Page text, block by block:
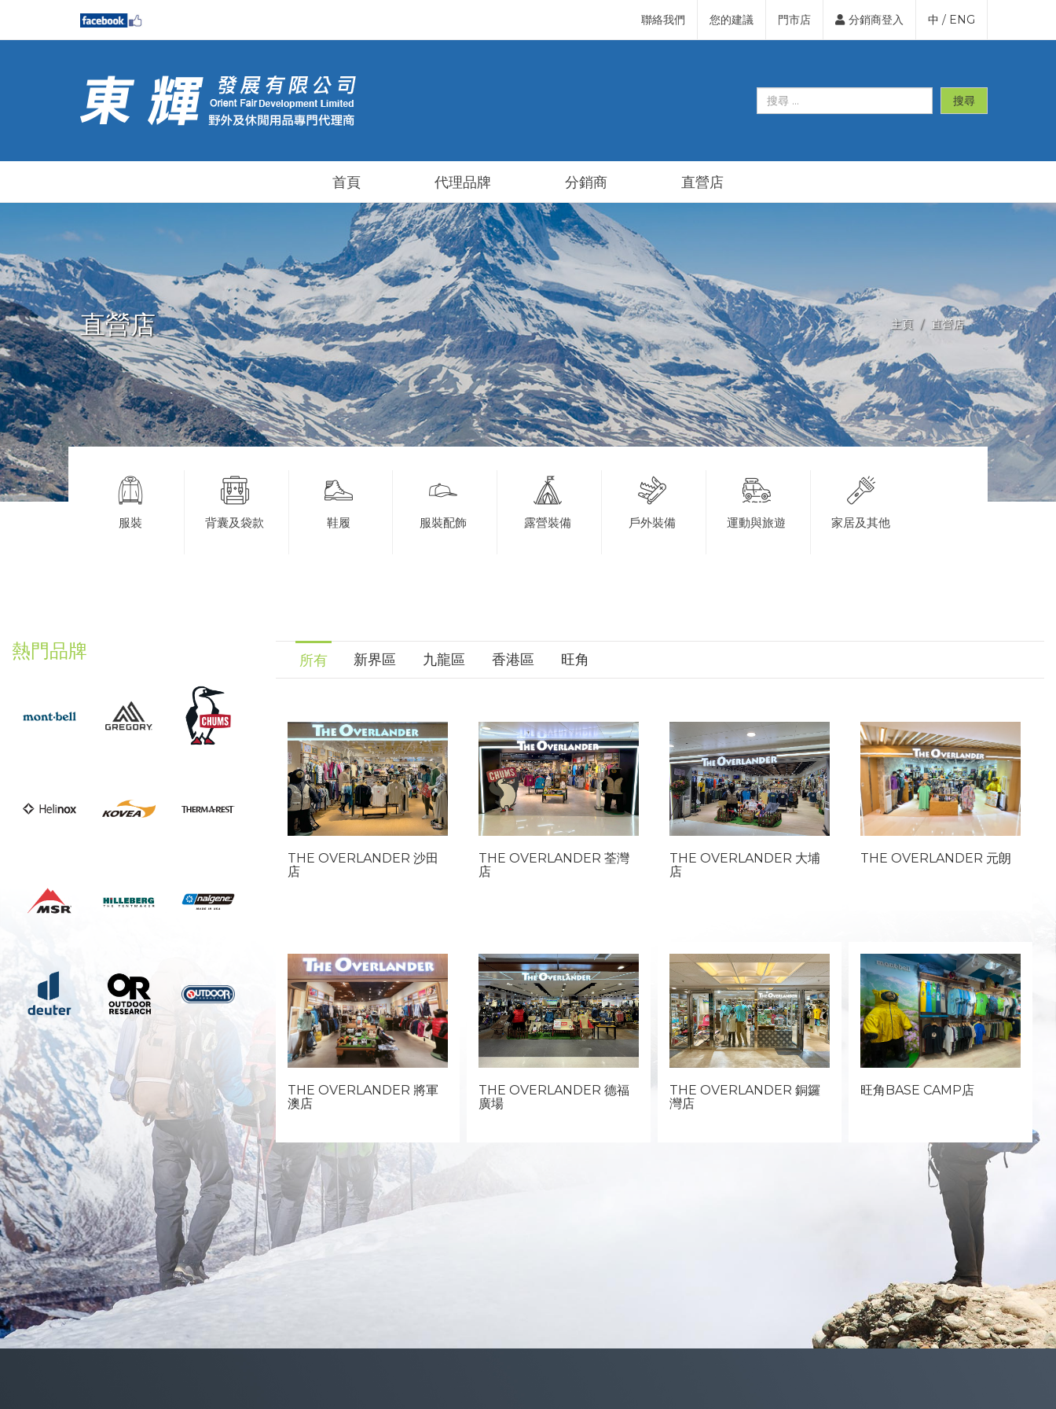
聯絡我們 您的建議 門市店 分銷商登入 中 / ENG
搜尋
首頁 代理品牌 分銷商 直營店
直營店 主頁 直營店
服裝 背囊及袋款 鞋履 服裝配飾 露營裝備 戶外裝備 運動與旅遊 家居及其他
所有 新界區 九龍區 香港區 旺角
THE OVERLANDER 沙田
店
THE OVERLANDER 荃灣
店
THE OVERLANDER 大埔
店
THE OVERLANDER 元朗
THE OVERLANDER 將軍
澳店
THE OVERLANDER 德福
廣場
THE OVERLANDER 銅鑼
灣店
旺角BASE CAMP店
熱門品牌